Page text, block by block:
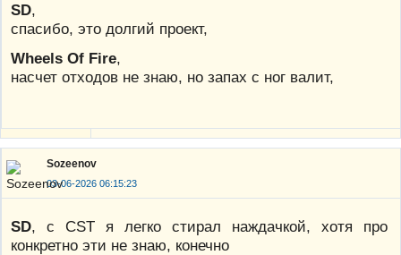
SD,
спасибо, это долгий проект,
Wheels Of Fire,
насчет отходов не знаю, но запах с ног валит,
Sozeenov
03-06-2026 06:15:23
SD, c CST я легко стирал наждачкой, хотя про
конкретно эти не знаю, конечно